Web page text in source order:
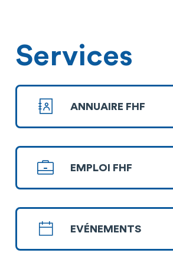
Services
ANNUAIRE FHF
EMPLOI FHF
EVÉNEMENTS